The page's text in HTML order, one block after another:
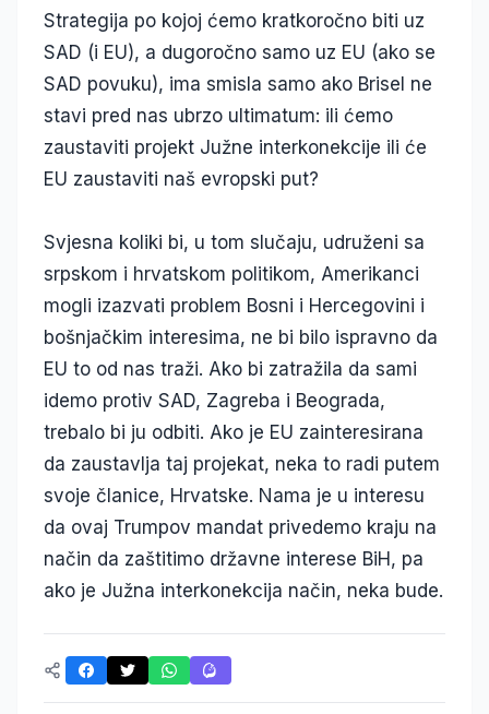
Strategija po kojoj ćemo kratkoročno biti uz
SAD (i EU), a dugoročno samo uz EU (ako se
SAD povuku), ima smisla samo ako Brisel ne
stavi pred nas ubrzo ultimatum: ili ćemo
zaustaviti projekt Južne interkonekcije ili će
EU zaustaviti naš evropski put?
Svjesna koliki bi, u tom slučaju, udruženi sa
srpskom i hrvatskom politikom, Amerikanci
mogli izazvati problem Bosni i Hercegovini i
bošnjačkim interesima, ne bi bilo ispravno da
EU to od nas traži. Ako bi zatražila da sami
idemo protiv SAD, Zagreba i Beograda,
trebalo bi ju odbiti. Ako je EU zainteresirana
da zaustavlja taj projekat, neka to radi putem
svoje članice, Hrvatske. Nama je u interesu
da ovaj Trumpov mandat privedemo kraju na
način da zaštitimo državne interese BiH, pa
ako je Južna interkonekcija način, neka bude.